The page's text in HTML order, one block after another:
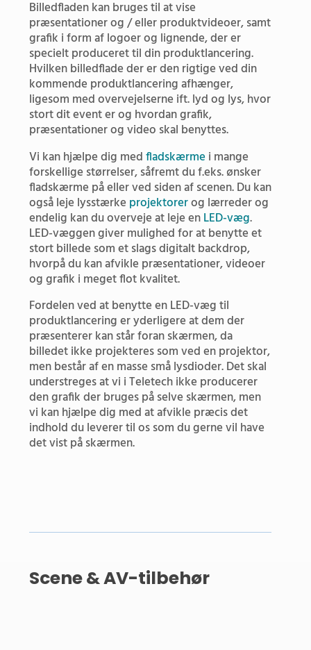
Billedfladen kan bruges til at vise
præsentationer og / eller produktvideoer, samt
grafik i form af logoer og lignende, der er
specielt produceret til din produktlancering.
Hvilken billedflade der er den rigtige ved din
kommende produktlancering afhænger,
ligesom med overvejelserne ift. lyd og lys, hvor
stort dit event er og hvordan grafik,
præsentationer og video skal benyttes.
Vi kan hjælpe dig medfladskærmei mange
forskellige størrelser, såfremt du f.eks. ønsker
fladskærme på eller ved siden af scenen.Du kan
også leje lysstærke projektorerog lærreder og
endelig kan du overveje at leje enLED-væg.
LED-væggen giver mulighed for at benytte et
stort billede som et slags digitalt backdrop,
hvorpå du kan afvikle præsentationer, videoer
og grafik i meget flot kvalitet.
Fordelen ved at benytte en LED-væg til
produktlancering er yderligere at dem der
præsenterer kan står foran skærmen, da
billedet ikke projekteres som ved en projektor,
men består af en masse små lysdioder. Det skal
understreges at vi i Teletech ikke producerer
den grafik der bruges på selve skærmen, men
vi kan hjælpe dig med at afvikle præcis det
indhold du leverer til os som du gerne vil have
det vist på skærmen.
Scene & AV-tilbehør